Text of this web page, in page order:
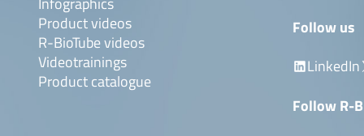
Product videos
R-BioTube videos
Videotrainings
Product catalogue
Follow us
LinkedIn
Follow R-